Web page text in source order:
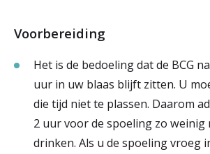
Voorbereiding
Het is de bedoeling dat de BCG
uur in uw blaas blijft zitten. U
die tijd niet te plassen. Daarom
2 uur voor de spoeling zo weinig
drinken. Als u de spoeling vroeg